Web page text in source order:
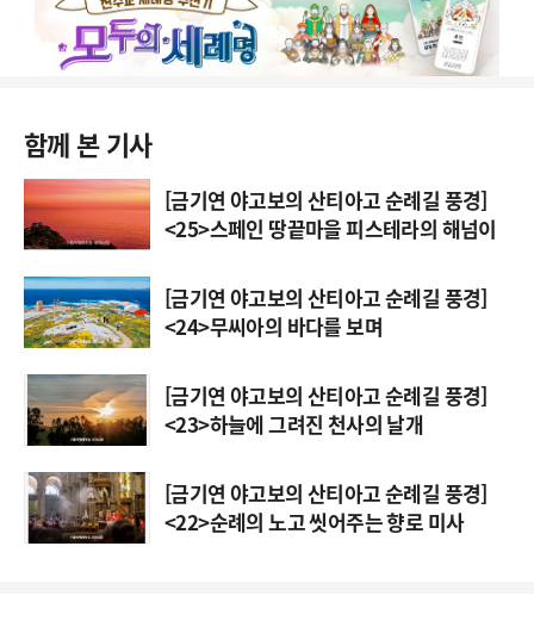
함께 본 기사
[금기연 야고보의 산티아고 순례길 풍경]
<25>스페인 땅끝마을 피스테라의 해넘이
[금기연 야고보의 산티아고 순례길 풍경]
<24>무씨아의 바다를 보며
[금기연 야고보의 산티아고 순례길 풍경]
<23>하늘에 그려진 천사의 날개
[금기연 야고보의 산티아고 순례길 풍경]
<22>순례의 노고 씻어주는 향로 미사